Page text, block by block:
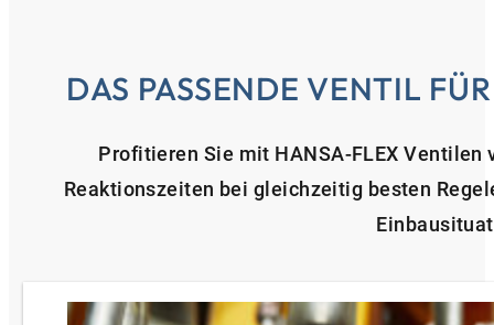
DAS PASSENDE VENTIL
Profitieren Sie mit HANSA‑FLEX
Reaktionszeiten bei gleichzeitig besten